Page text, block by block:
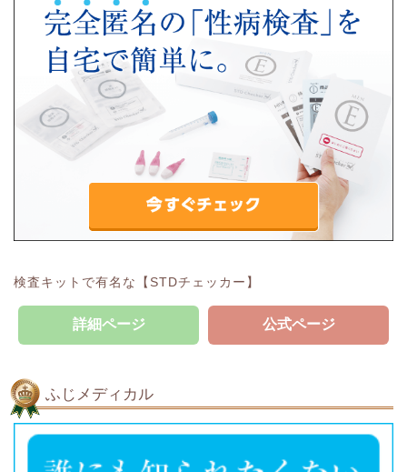
検査キットで有名な【STDチェッカー】
詳細ページ 公式ページ
ふじメディカル